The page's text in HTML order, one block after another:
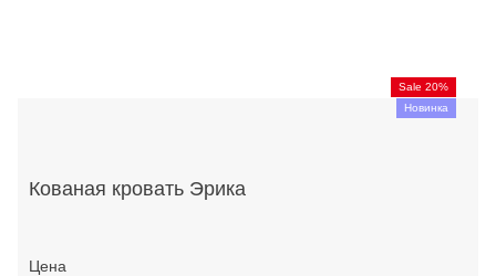
Sale 20%
Новинка
Кованая кровать Эрика